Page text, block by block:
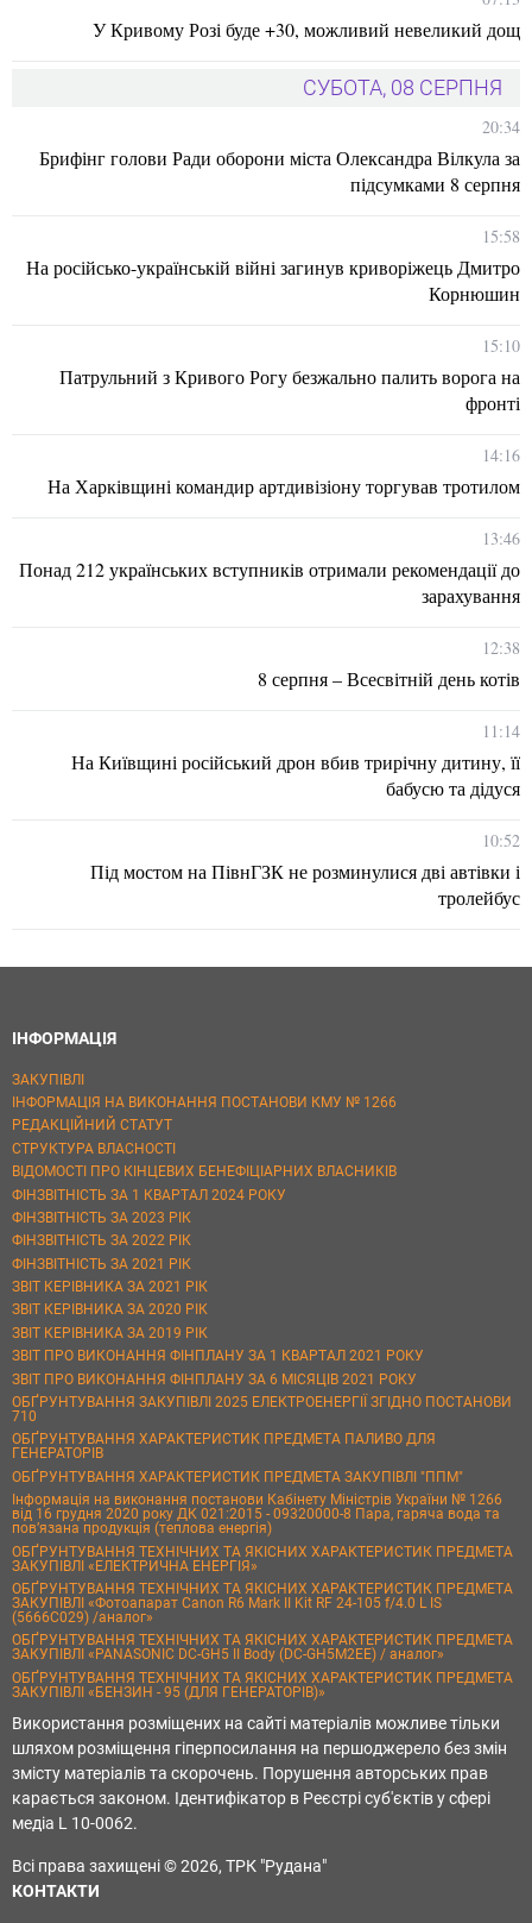
У Кривому Розі буде +30, можливий невеликий дощ
СУБОТА, 08 СЕРПНЯ
20:34
Брифінг голови Ради оборони міста Олександра Вілкула за
підсумками 8 серпня
15:58
На російсько-українській війні загинув криворіжець Дмитро
Корнюшин
15:10
Патрульний з Кривого Рогу безжально палить ворога на
фронті
14:16
На Харківщині командир артдивізіону торгував тротилом
13:46
Понад 212 українських вступників отримали рекомендації до
зарахування
12:38
8 серпня – Всесвітній день котів
11:14
На Київщині російський дрон вбив трирічну дитину, її
бабусю та дідуся
10:52
Під мостом на ПівнГЗК не розминулися дві автівки і
тролейбус
ІНФОРМАЦІЯ
ЗАКУПІВЛІ
ІНФОРМАЦІЯ НА ВИКОНАННЯ ПОСТАНОВИ КМУ № 1266
РЕДАКЦІЙНИЙ СТАТУТ
СТРУКТУРА ВЛАСНОСТІ
ВІДОМОСТІ ПРО КІНЦЕВИХ БЕНЕФІЦІАРНИХ ВЛАСНИКІВ
ФІНЗВІТНІСТЬ ЗА 1 КВАРТАЛ 2024 РОКУ
ФІНЗВІТНІСТЬ ЗА 2023 РІК
ФІНЗВІТНІСТЬ ЗА 2022 РІК
ФІНЗВІТНІСТЬ ЗА 2021 РІК
ЗВІТ КЕРІВНИКА ЗА 2021 РІК
ЗВІТ КЕРІВНИКА ЗА 2020 РІК
ЗВІТ КЕРІВНИКА ЗА 2019 РІК
ЗВІТ ПРО ВИКОНАННЯ ФІНПЛАНУ ЗА 1 КВАРТАЛ 2021 РОКУ
ЗВІТ ПРО ВИКОНАННЯ ФІНПЛАНУ ЗА 6 МІСЯЦІВ 2021 РОКУ
ОБҐРУНТУВАННЯ ЗАКУПІВЛІ 2025 ЕЛЕКТРОЕНЕРГІЇ ЗГІДНО ПОСТАНОВИ
710
ОБҐРУНТУВАННЯ ХАРАКТЕРИСТИК ПРЕДМЕТА ПАЛИВО ДЛЯ
ГЕНЕРАТОРІВ
ОБҐРУНТУВАННЯ ХАРАКТЕРИСТИК ПРЕДМЕТА ЗАКУПІВЛІ "ППМ"
Інформація на виконання постанови Кабінету Міністрів України № 1266
від 16 грудня 2020 року ДК 021:2015 - 09320000-8 Пара, гаряча вода та
пов’язана продукція (теплова енергія)
ОБҐРУНТУВАННЯ ТЕХНІЧНИХ ТА ЯКІСНИХ ХАРАКТЕРИСТИК ПРЕДМЕТА
ЗАКУПІВЛІ «ЕЛЕКТРИЧНА ЕНЕРГІЯ»
ОБҐРУНТУВАННЯ ТЕХНІЧНИХ ТА ЯКІСНИХ ХАРАКТЕРИСТИК ПРЕДМЕТА
ЗАКУПІВЛІ «Фотоапарат Canon R6 Mark II Kit RF 24-105 f/4.0 L IS
(5666C029) /аналог»
ОБҐРУНТУВАННЯ ТЕХНІЧНИХ ТА ЯКІСНИХ ХАРАКТЕРИСТИК ПРЕДМЕТА
ЗАКУПІВЛІ «PANASONIC DC-GH5 II Body (DC-GH5M2EE) / аналог»
ОБҐРУНТУВАННЯ ТЕХНІЧНИХ ТА ЯКІСНИХ ХАРАКТЕРИСТИК ПРЕДМЕТА
ЗАКУПІВЛІ «БЕНЗИН - 95 (ДЛЯ ГЕНЕРАТОРІВ)»
Використання розміщених на сайті матеріалів можливе тільки
шляхом розміщення гіперпосилання на першоджерело без змін
змісту матеріалів та скорочень. Порушення авторських прав
карається законом. Ідентифікатор в Реєстрі суб'єктів у сфері
медіа L 10-0062.
Всі права захищені © 2026, ТРК "Рудана"
КОНТАКТИ